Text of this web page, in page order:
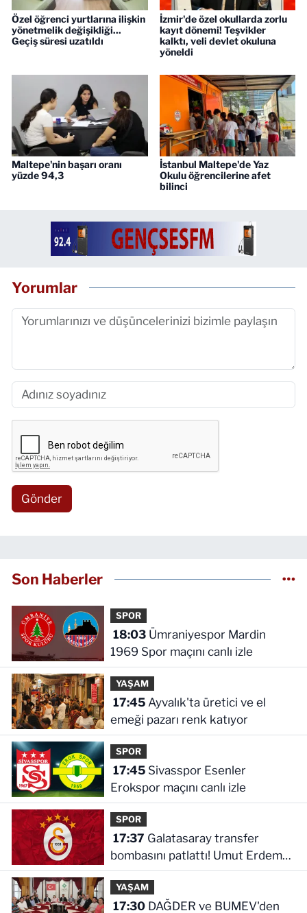
Özel öğrenci yurtlarına ilişkin
yönetmelik değişikliği...
Geçiş süresi uzatıldı
İzmir'de özel okullarda zorlu
kayıt dönemi! Teşvikler
kalktı, veli devlet okuluna
yöneldi
Maltepe'nin başarı oranı
yüzde 94,3
İstanbul Maltepe'de Yaz
Okulu öğrencilerine afet
bilinci
Yorumlar
Gönder
Son Haberler
SPOR
18:03Ümraniyespor Mardin
1969 Spor maçını canlı izle
YAŞAM
17:45Ayvalık'ta üretici ve el
emeği pazarı renk katıyor
SPOR
17:45Sivasspor Esenler
Erokspor maçını canlı izle
SPOR
17:37
bombasını patlattı! Umut Erdem
imzayı attı
YAŞAM
17:30DAĞDER ve BUMEV'den